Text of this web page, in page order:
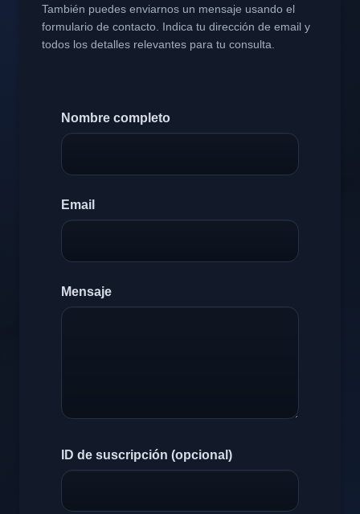
También puedes enviarnos un mensaje usando el
formulario de contacto. Indica tu dirección de email y
todos los detalles relevantes para tu consulta.
Nombre completo
Email
Mensaje
ID de suscripción (opcional)